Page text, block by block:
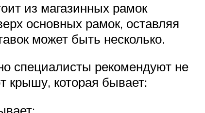
из магазинных рамок
основных рамок, оставляя
может быть несколько.
специалисты рекомендуют не
крышу, которая бывает: